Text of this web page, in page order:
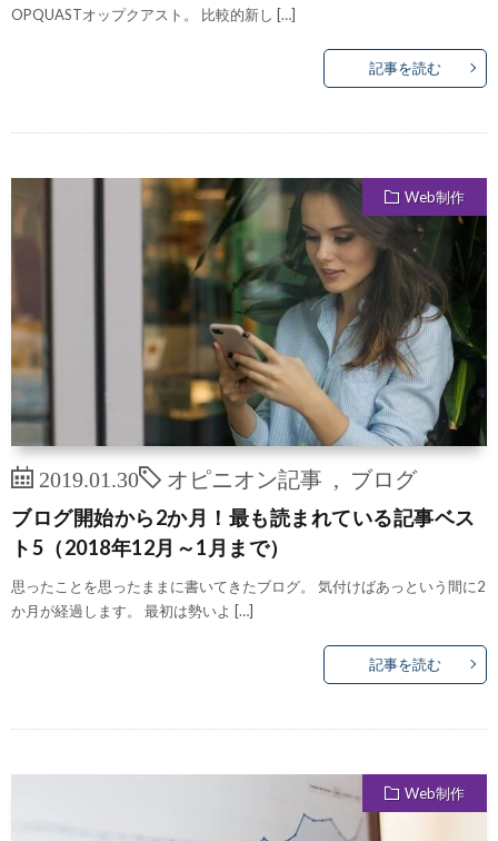
OPQUASTオップクアスト。 比較的新し […]
記事を読む
Web制作
2019.01.30 オピニオン記事 ブログ
ブログ開始から2か月！最も読まれている記事ベス
ト5（2018年12月～1月まで）
思ったことを思ったままに書いてきたブログ。 気付けばあっという間に2
か月が経過します。 最初は勢いよ […]
記事を読む
Web制作